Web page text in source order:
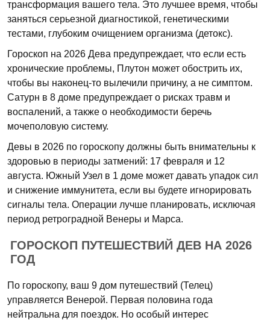
трансформация вашего тела. Это лучшее время, чтобы
заняться серьезной диагностикой, генетическими
тестами, глубоким очищением организма (детокс).
Гороскоп на 2026 Дева предупреждает, что если есть
хронические проблемы, Плутон может обострить их,
чтобы вы наконец-то вылечили причину, а не симптом.
Сатурн в 8 доме предупреждает о рисках травм и
воспалений, а также о необходимости беречь
мочеполовую систему.
Девы в 2026 по гороскопу должны быть внимательны к
здоровью в периоды затмений: 17 февраля и 12
августа. Южный Узел в 1 доме может давать упадок сил
и снижение иммунитета, если вы будете игнорировать
сигналы тела. Операции лучше планировать, исключая
период ретроградной Венеры и Марса.
ГОРОСКОП ПУТЕШЕСТВИЙ ДЕВ НА 2026
ГОД
По гороскопу, ваш 9 дом путешествий (Телец)
управляется Венерой. Первая половина года
нейтральна для поездок. Но особый интерес